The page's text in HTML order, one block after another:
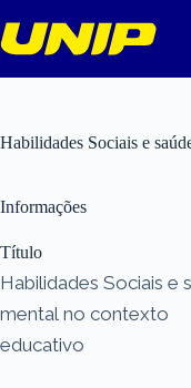
para
o
Habilidades Sociais e
Informações
Título
Habilidades Sociais e
mental no contexto
educativo